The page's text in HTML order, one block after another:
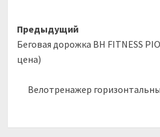
Навигация
записи
Предыдущий
Беговая дорожка BH FITNESS
цена)
Велотренажер